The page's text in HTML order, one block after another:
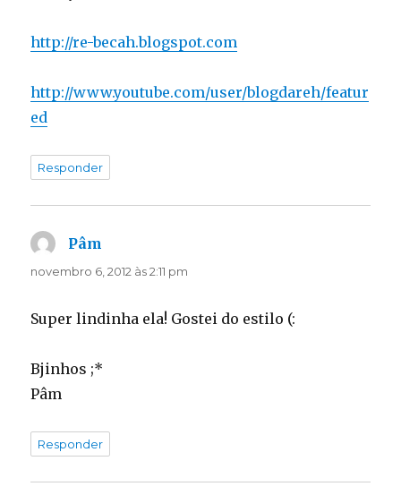
http://re-becah.blogspot.com
http://www.youtube.com/user/blogdareh/featur
ed
Responder
Pâm
novembro 6, 2012 às 2:11 pm
Super lindinha ela! Gostei do estilo (:
Bjinhos ;*
Pâm
Responder